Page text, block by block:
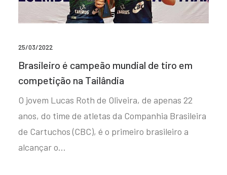
25/03/2022
Brasileiro é campeão mundial de tiro em
competição na Tailândia
O jovem Lucas Roth de Oliveira, de apenas 22
anos, do time de atletas da Companhia Brasileira
de Cartuchos (CBC), é o primeiro brasileiro a
alcançar o…